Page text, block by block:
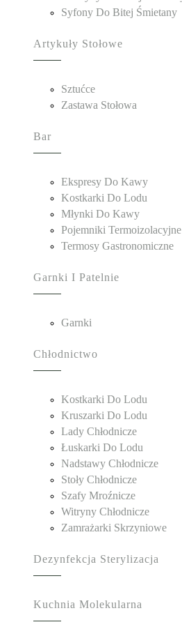
Syfony Do Bitej Śmietany
Artykuły Stołowe
Sztućce
Zastawa Stołowa
Bar
Ekspresy Do Kawy
Kostkarki Do Lodu
Młynki Do Kawy
Pojemniki Termoizolacyjne
Termosy Gastronomiczne
Garnki I Patelnie
Garnki
Chłodnictwo
Kostkarki Do Lodu
Kruszarki Do Lodu
Lady Chłodnicze
Łuskarki Do Lodu
Nadstawy Chłodnicze
Stoły Chłodnicze
Szafy Mroźnicze
Witryny Chłodnicze
Zamrażarki Skrzyniowe
Dezynfekcja Sterylizacja
Kuchnia Molekularna